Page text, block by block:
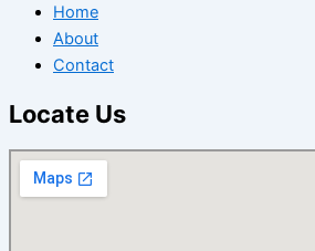
Home
About
Contact
Locate Us